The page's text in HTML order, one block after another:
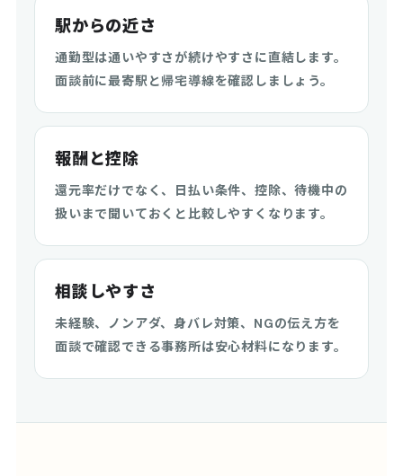
駅からの近さ
通勤型は通いやすさが続けやすさに直結します。
面談前に最寄駅と帰宅導線を確認しましょう。
報酬と控除
還元率だけでなく、日払い条件、控除、待機中の
扱いまで聞いておくと比較しやすくなります。
相談しやすさ
未経験、ノンアダ、身バレ対策、NGの伝え方を
面談で確認できる事務所は安心材料になります。